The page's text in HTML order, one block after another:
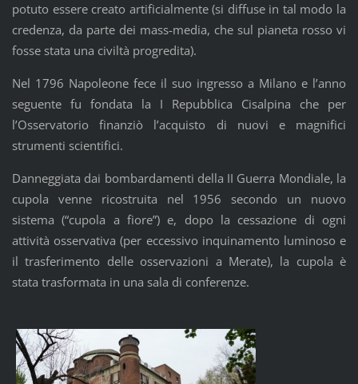
potuto essere creato artificialmente (si diffuse in tal modo la
credenza, da parte dei mass-media, che sul pianeta rosso vi
fosse stata una civiltà progredita).
Nel 1796 Napoleone fece il suo ingresso a Milano e l’anno
seguente fu fondata la I Repubblica Cisalpina che per
l’Osservatorio finanziò l’acquisto di nuovi e magnifici
strumenti scientifici.
Danneggiata dai bombardamenti della II Guerra Mondiale, la
cupola venne ricostruita nel 1956 secondo un nuovo
sistema (“cupola a fiore”) e, dopo la cessazione di ogni
attività osservativa (per eccessivo inquinamento luminoso e
il trasferimento delle osservazioni a Merate), la cupola è
stata trasformata in una sala di conferenze.